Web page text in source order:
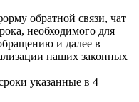
обратной связи, чат
необходимого для
и далее в
наших законных
указанные в 4